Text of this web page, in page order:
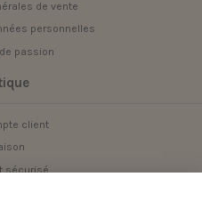
de vente
personnelles
passion
client
sécurisé